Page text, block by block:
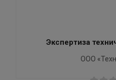
Экспертиза
ООО